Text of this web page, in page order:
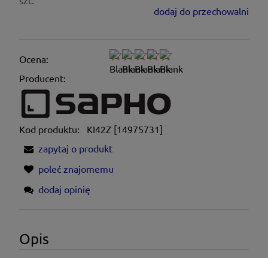
dodaj do przechowalni
Ocena:
Producent:
Kod produktu:
KI42Z [14975731]
zapytaj o produkt
poleć znajomemu
dodaj opinię
Opis